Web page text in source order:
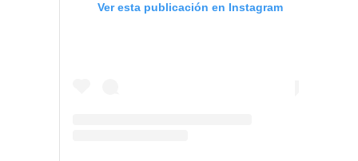
Ver esta publicación en Instagram